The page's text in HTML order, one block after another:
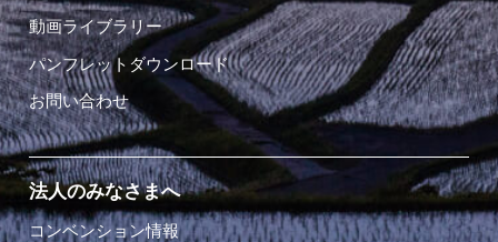
動画ライブラリー
パンフレットダウンロード
お問い合わせ
法人のみなさまへ
コンベンション情報